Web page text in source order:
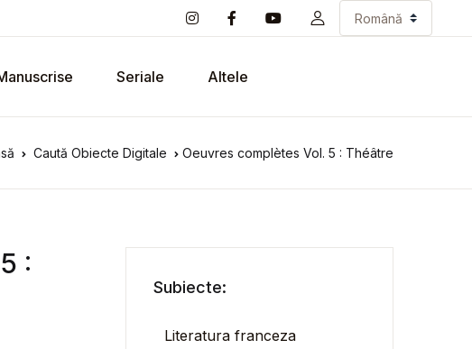
Seriale Altele
Caută Obiecte Digitale Oeuvres complètes Vol. 5 : Théâtre
:
Subiecte:
Literatura franceza